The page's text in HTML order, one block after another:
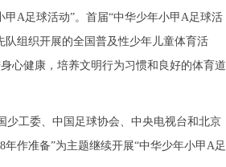
A足球活动”。首届“中华少年小甲A足球活
组织开展的全国普及性少年儿童体育活
心健康，培养文明行为习惯和良好的体育道
工委、中国足球协会、中央电视台和北京
作准备”为主题继续开展“中华少年小甲A足